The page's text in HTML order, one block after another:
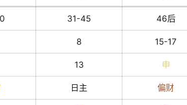
31-45 46后
8 15-17
13 申
日主 偏财